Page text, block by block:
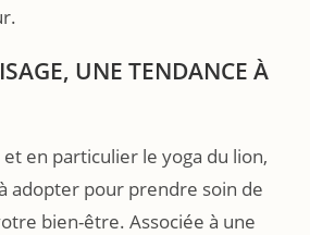
UNE TENDANCE À
et en particulier le yoga du lion,
adopter pour prendre soin de
bien-être. Associée à une